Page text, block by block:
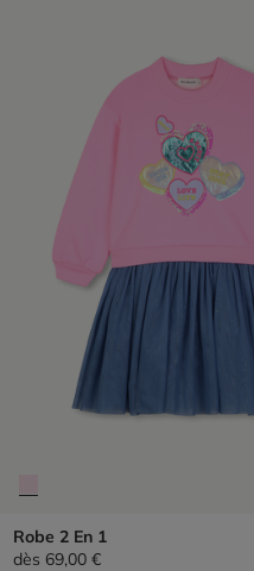
Robe 2 En 1
dès 69,00 €